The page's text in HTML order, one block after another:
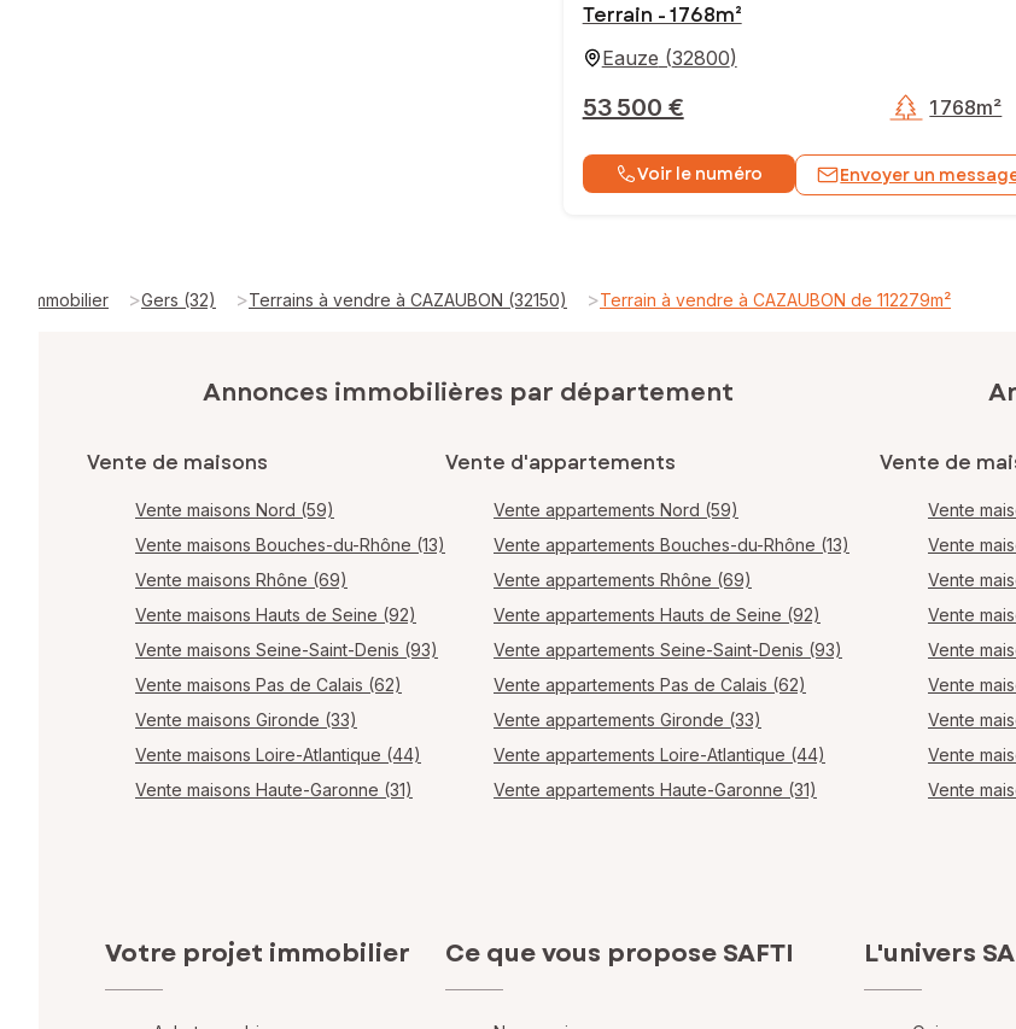
Terrain - 1 768m²
Eauze (32800)
53 500 € 1 768m²
Voir le numéro Envoyer un
Immobilier >Gers (32) >Terrains à vendre à CAZAUBON (32150) >Terrain à vendre à CAZAUBON de 112279m²
Annonces immobilières par département
Vente de maisons
Vente maisons Nord (59)
Vente maisons Bouches-du-Rhône (13)
Vente maisons Rhône (69)
Vente maisons Hauts de Seine (92)
Vente maisons Seine-Saint-Denis (93)
Vente maisons Pas de Calais (62)
Vente maisons Gironde (33)
Vente maisons Loire-Atlantique (44)
Vente maisons Haute-Garonne (31)
Vente d'appartements
Vente appartements Nord (59)
Vente appartements Bouches-du-Rhône (13)
Vente appartements Rhône (69)
Vente appartements Hauts de Seine (92)
Vente appartements Seine-Saint-Denis (93)
Vente appartements Pas de Calais (62)
Vente appartements Gironde (33)
Vente appartements Loire-Atlantique (44)
Vente appartements Haute-Garonne (31)
Vente de
Vente
Vente
Vente
Vente
Vente
Vente
Vente
Vente
Vente
Votre projet immobilier Ce que vous propose SAFTI L'univers